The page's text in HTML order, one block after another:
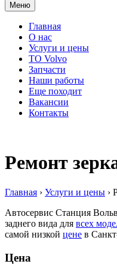
Меню
Главная
О нас
Услуги и цены
TO Volvo
Запчасти
Наши работы
Еще походит
Вакансии
Контакты
Ремонт
Главная › Услуги и цены ›
Автосервис Станция
заднего вида для всех
самой низкой цене в
Цена